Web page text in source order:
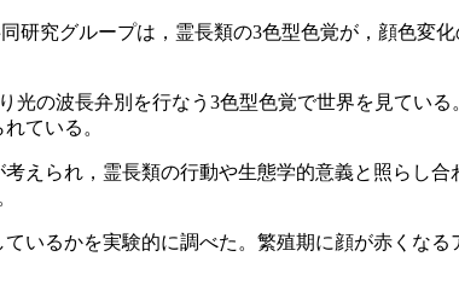
研究グループは，霊長類の3色型色覚が，顔色変
光の波長弁別を行なう3色型色覚で世界を見てい
ている。
えられ，霊長類の行動や生態学的意義と照らし
いるかを実験的に調べた。繁殖期に顔が赤くな